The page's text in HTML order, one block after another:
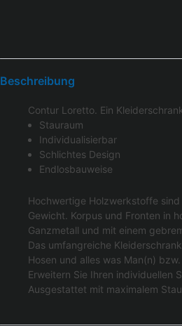
Beschreibung
Contur Loretto. Ein
Stauraum
Individualisierbar
Schlichtes Design
Endlosbauweise
Hochwertige Holzwerkstoffe
Gewicht. Korpus und Fronten in
Ganzmetall und mit einem
Das umfangreiche
Hosen und alles was Man(n)
Erweitern Sie Ihren individuellen
Ausgestattet mit maximalem